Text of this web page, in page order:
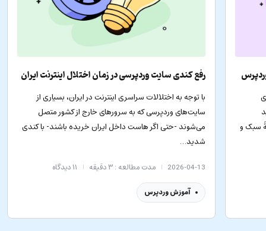
سبک و
رفع کندی سایت وردپرسی در زمان اختلال اینترنت ایران
با توجه به اختلالات سراسری اینترنت در ایران، بسیاری از
سایت‌های وردپرسی که به سرورهای خارج از کشور متصل
می‌شوند -حتی اگر هاست داخل ایران خریده باشند- با کندی
شدید…
2026-04-13 مدت مطالعه : ۳ دقیقه ۱۱دیدگاه
آموزش وردپرس